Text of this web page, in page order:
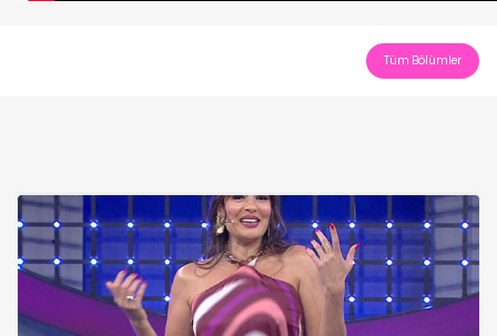
Tüm Bölümler